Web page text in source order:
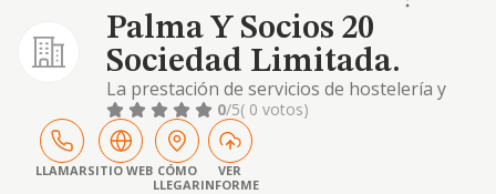
Palma Y Socios 20
Sociedad Limitada.
La prestación de servicios de hostelería y
restauración, así como de los servicios
auxiliares de dichas actividades, y la
comercialización de productos para estas
actividades
0/5( 0 votos)
LLAMARSITIO WEB CÓMO
LLEGAR
VER
INFORME